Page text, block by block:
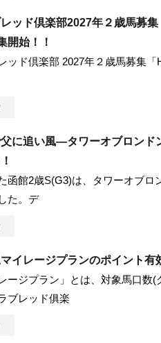
ッド倶楽部2027年２歳馬募
開始！！
ッド倶楽部 2027年２歳馬募集
に追い風―タワーオブロンド
函館2歳S(G3)は、タワーオブロ
た。デ
マイレージプランのポイント有
ージプラン」とは、対象馬口数
ブレッド俱楽